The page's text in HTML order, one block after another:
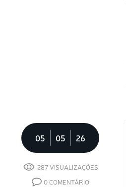
05 05 26
287 VISUALIZAÇÕES
0 COMENTÁRIO